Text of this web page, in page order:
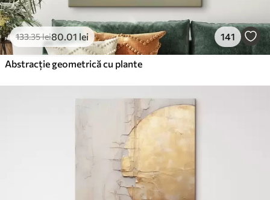
133.35lei80.01 lei 141
Abstracție geometrică cu plante